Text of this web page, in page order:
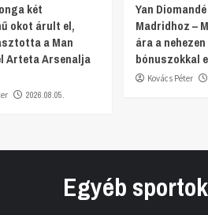
két
okot árult el,
a Man
Arteta Arsenalja
2026.08.05.
Yan
Madridhoz –
ára a
bónuszokkal
Kovács Péter
Egyéb sportok